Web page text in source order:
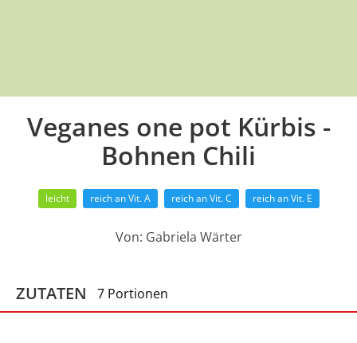
Veganes one pot Kürbis -
Bohnen Chili
leicht reich an Vit. A reich an Vit. C reich an Vit. E
Von: Gabriela Wärter
ZUTATEN 7 Portionen